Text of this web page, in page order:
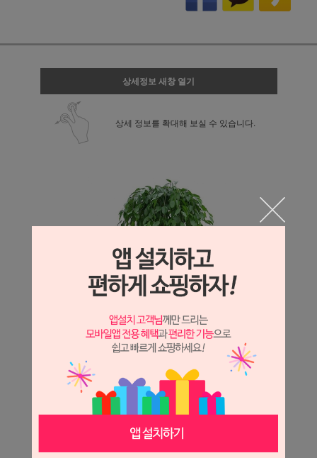
상세정보 새창 열기
상세 정보를 확대해 보실 수 있습니다.